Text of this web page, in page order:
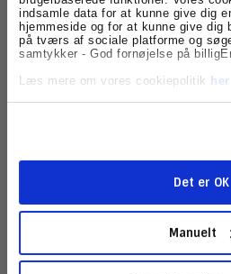
indsamle data for at kunne give dig
hjemmeside og for at kunne give dig
på tværs af sociale platforme og
samtykker - God fornøjelse på
Læs mere om vores cookiepolitik
her
Det er OK
Manuelt
Beskrivelse
Kapacitet 300 A4 ark (80g).
Høj kapacitet. Til organisering og
Visitkortlomme på omslag. Nem
billige kontorartikler i god kvalitet. Køb det
Få skarpe tilbud,
kundefordele, direkte
Tilmeld